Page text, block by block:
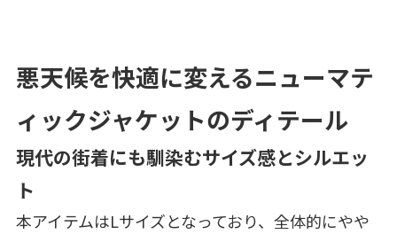
悪天候を快適に変えるニューマテ
ィックジャケットのディテール
現代の街着にも馴染むサイズ感とシルエッ
ト
本アイテムはLサイズとなっており、全体的にやや